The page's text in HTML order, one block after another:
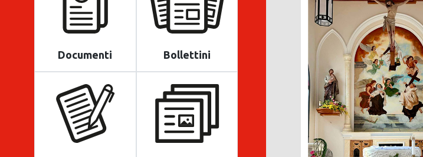
Documenti Bollettini